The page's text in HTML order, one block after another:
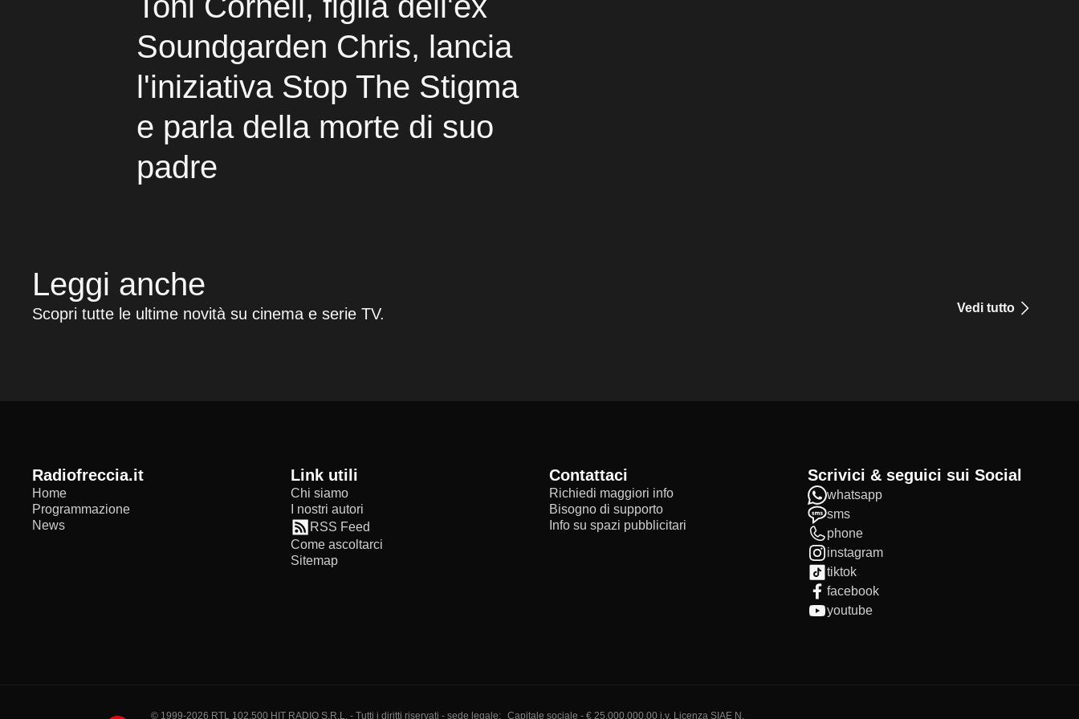
Soundgarden Chris, lancia
l'iniziativa Stop The Stigma
e parla della morte di suo
padre
Leggi anche
Scopri tutte le ultime novità su cinema e serie TV. Vedi tutto
radiofreccia.it
Home
Programmazione
News
Link utili
Chi siamo
I nostri autori
RSS Feed
Come ascoltarci
Sitemap
Contattaci
Richiedi maggiori info
Bisogno di supporto
Info su spazi pubblicitari
Scrivici & seguici sui Social
whatsapp
sms
phone
instagram
tiktok
facebook
youtube
© 1999-2026 RTL 102,500 HIT RADIO S.R.L. - Tutti i diritti riservati - sede legale: Capitale sociale - € 25.000.000,00 i.v. Licenza SIAE N.